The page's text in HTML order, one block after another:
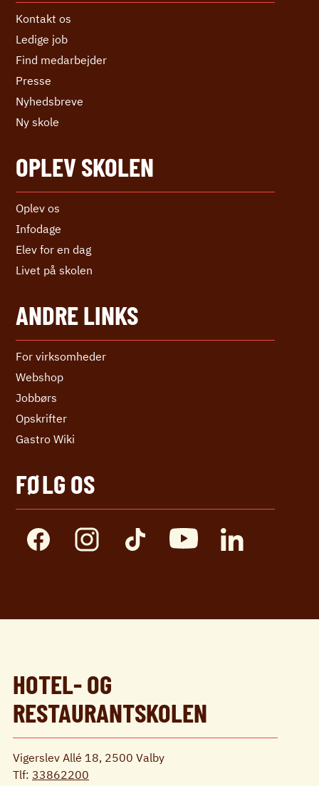
Kontakt os
Ledige job
Find medarbejder
Presse
Nyhedsbreve
Ny skole
OPLEV SKOLEN
Oplev os
Infodage
Elev for en dag
Livet på skolen
ANDRE LINKS
For virksomheder
Webshop
Jobbørs
Opskrifter
Gastro Wiki
FØLG OS
HOTEL- OG
RESTAURANTSKOLEN
Vigerslev Allé 18, 2500 Valby
Tlf: 33862200